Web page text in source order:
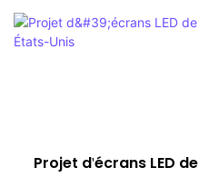
Projet d'écrans LED